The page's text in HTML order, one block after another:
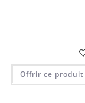
Offrir ce produit